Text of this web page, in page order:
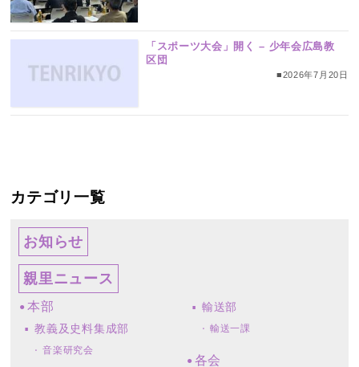
「スポーツ大会」開く – 少年会広島教
区団
■2026年7月20日
カテゴリ一覧
お知らせ
親里ニュース
本部
教義及史料集成部
音楽研究会
輸送部
輸送一課
各会